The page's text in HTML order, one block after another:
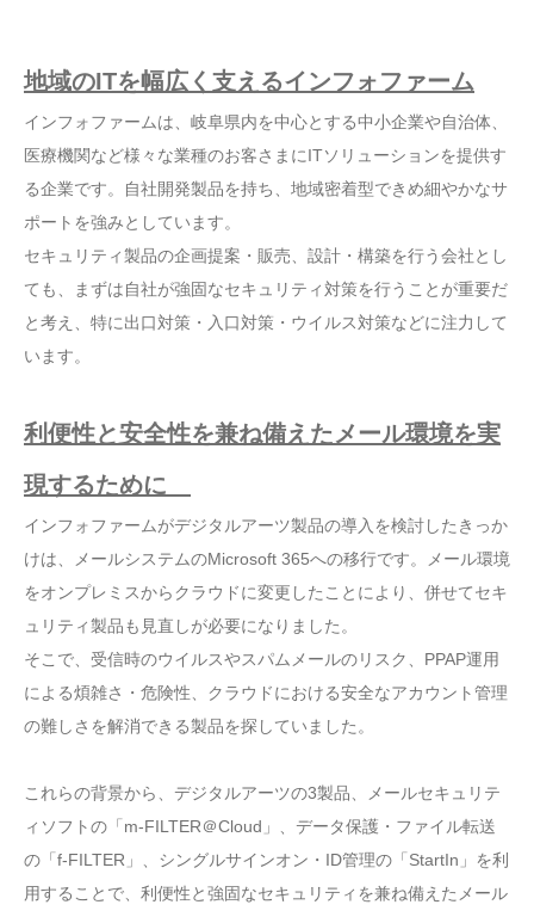
地域のITを幅広く支えるインフォファーム
インフォファームは、岐阜県内を中心とする中小企業や自治体、
医療機関など様々な業種のお客さまにITソリューションを提供す
る企業です。自社開発製品を持ち、地域密着型できめ細やかなサ
ポートを強みとしています。
セキュリティ製品の企画提案・販売、設計・構築を行う会社とし
ても、まずは自社が強固なセキュリティ対策を行うことが重要だ
と考え、特に出口対策・入口対策・ウイルス対策などに注力して
います。
利便性と安全性を兼ね備えたメール環境を実
現するために
インフォファームがデジタルアーツ製品の導入を検討したきっか
けは、メールシステムのMicrosoft 365への移行です。メール環境
をオンプレミスからクラウドに変更したことにより、併せてセキ
ュリティ製品も見直しが必要になりました。
そこで、受信時のウイルスやスパムメールのリスク、PPAP運用
による煩雑さ・危険性、クラウドにおける安全なアカウント管理
の難しさを解消できる製品を探していました。
これらの背景から、デジタルアーツの3製品、メールセキュリテ
ィソフトの「m-FILTER＠Cloud」、データ保護・ファイル転送
の「f-FILTER」、シングルサインオン・ID管理の「StartIn」を利
用することで、利便性と強固なセキュリティを兼ね備えたメール